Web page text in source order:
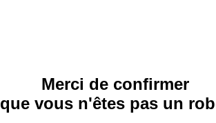
Merci de confirmer
que vous n'êtes pas un